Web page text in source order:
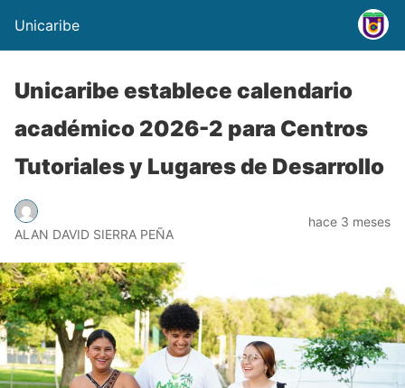
Unicaribe
Unicaribe establece calendario
académico 2026-2 para Centros
Tutoriales y Lugares de Desarrollo
ALAN DAVID SIERRA PEÑA
hace 3 meses